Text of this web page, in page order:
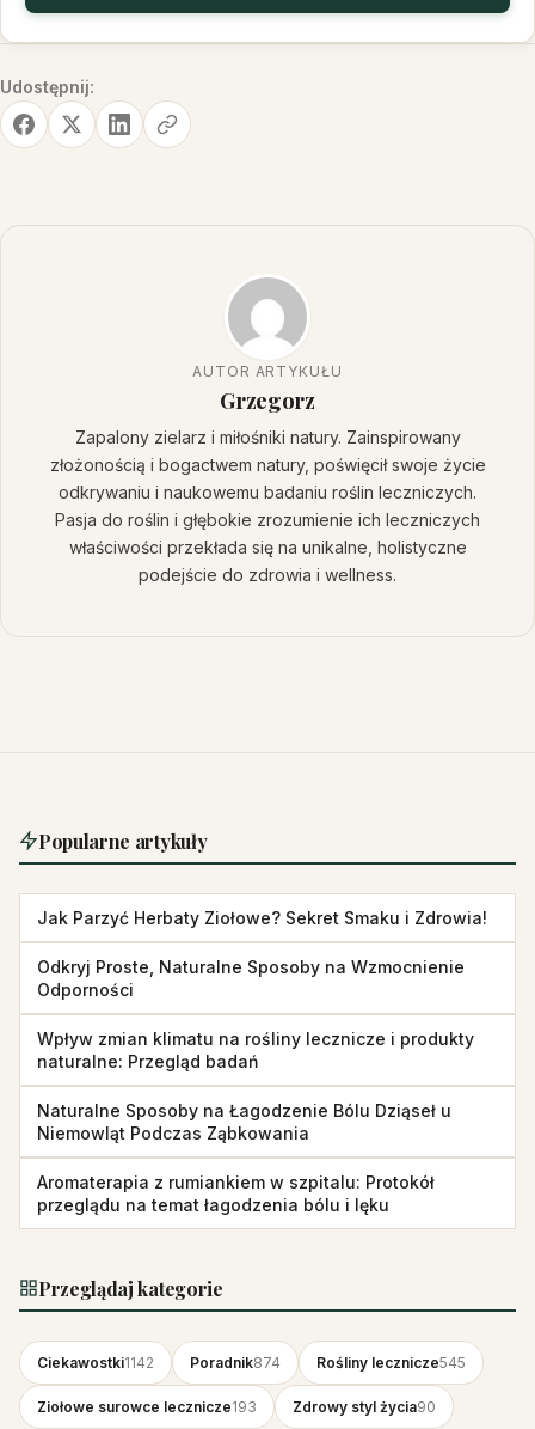
Udostępnij:
AUTOR ARTYKUŁU
Grzegorz
Zapalony zielarz i miłośniki natury. Zainspirowany
złożonością i bogactwem natury, poświęcił swoje życie
odkrywaniu i naukowemu badaniu roślin leczniczych.
Pasja do roślin i głębokie zrozumienie ich leczniczych
właściwości przekłada się na unikalne, holistyczne
podejście do zdrowia i wellness.
Popularne artykuły
Jak Parzyć Herbaty Ziołowe? Sekret Smaku i Zdrowia!
Odkryj Proste, Naturalne Sposoby na Wzmocnienie
Odporności
Wpływ zmian klimatu na rośliny lecznicze i produkty
naturalne: Przegląd badań
Naturalne Sposoby na Łagodzenie Bólu Dziąseł u
Niemowląt Podczas Ząbkowania
Aromaterapia z rumiankiem w szpitalu: Protokół
przeglądu na temat łagodzenia bólu i lęku
Przeglądaj kategorie
Ciekawostki1142 Poradnik874 Rośliny lecznicze545
Ziołowe surowce lecznicze193 Zdrowy styl życia90